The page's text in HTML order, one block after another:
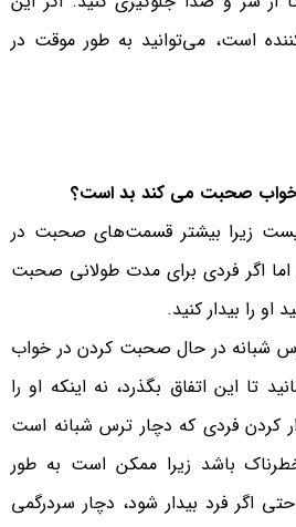
است، می‌توانید به طور موقت در
خواب صحبت می کند بد است؟
زیرا بیشتر قسمت‌های صحبت در
اگر فردی برای مدت طولانی صحبت
را بیدار کنید.
شبانه در حال صحبت کردن در خواب
تا این اتفاق بگذرد، نه اینکه او را
کردن فردی که دچار ترس شبانه است
باشد زیرا ممکن است به طور
اگر فرد بیدار شود، دچار سردرگمی